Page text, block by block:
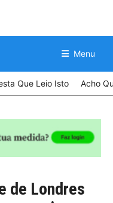
Menu
Que Leio Isto Acho
de Londres